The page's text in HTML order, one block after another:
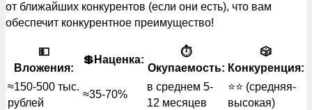
от ближайших конкурентов (если они есть), что вам
обеспечит конкурентное преимущество!
💵
Вложения:
💲Наценка:
⏱
Окупаемость:
🎲
Конкуренция:
≈150-500 тыс.
рублей
≈35-70%
в среднем 5-
12 месяцев
⭐️⭐️ (средняя-
высокая)